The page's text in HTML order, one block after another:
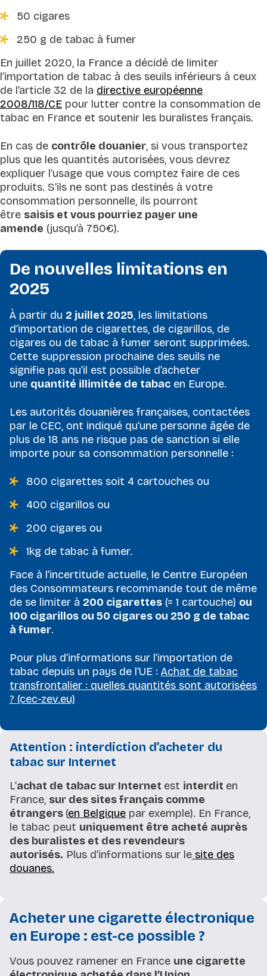
50 cigares
250 g de tabac à fumer
En juillet 2020, la France a décidé de limiter
l’importation de tabac à des seuils inférieurs à ceux
de l’article 32 de la directive européenne
2008/118/CE pour lutter contre la consommation de
tabac en France et soutenir les buralistes français.
En cas de contrôle douanier, si vous transportez
plus que les quantités autorisées, vous devrez
expliquer l’usage que vous comptez faire de ces
produits. S’ils ne sont pas destinés à votre
consommation personnelle, ils pourront
être saisis et vous pourriez payer une
amende (jusqu’à 750€).
De nouvelles limitations en
2025
À partir du 2 juillet 2025, les limitations
d’importation de cigarettes, de cigarillos, de
cigares ou de tabac à fumer seront supprimées.
Cette suppression prochaine des seuils ne
signifie pas qu’il est possible d’acheter
une quantité illimitée de tabac en Europe.
Les autorités douanières françaises, contactées
par le CEC, ont indiqué qu’une personne âgée de
plus de 18 ans ne risque pas de sanction si elle
importe pour sa consommation personnelle :
800 cigarettes soit 4 cartouches ou
400 cigarillos ou
200 cigares ou
1kg de tabac à fumer.
Face à l’incertitude actuelle, le Centre Européen
des Consommateurs recommande tout de même
de se limiter à 200 cigarettes (= 1 cartouche) ou
100 cigarillos ou 50 cigares ou 250 g de tabac
à fumer.
Pour plus d’informations sur l’importation de
tabac depuis un pays de l’UE : Achat de tabac
transfrontalier : quelles quantités sont autorisées
? (cec-zev.eu)
Attention : interdiction d’acheter du
tabac sur Internet
L’achat de tabac sur Internet est interdit en
France, sur des sites français comme
étrangers (en Belgique par exemple). En France,
le tabac peut uniquement être acheté auprès
des buralistes et des revendeurs
autorisés. Plus d’informations sur le site des
douanes.
Acheter une cigarette électronique
en Europe : est-ce possible ?
Vous pouvez ramener en France une cigarette